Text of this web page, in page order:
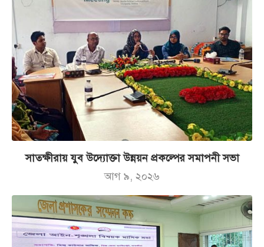
সাতক্ষীরায় যুব উদ্যোক্তা উন্নয়ন প্রকল্পের সমাপনী সভা
আগ ৯, ২০২৬